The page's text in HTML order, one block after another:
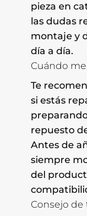
pieza en
las dudas
montaje y
día a día.
Cuándo
Te
si estás
repuesto
Antes de
siempre
del
Consejo de